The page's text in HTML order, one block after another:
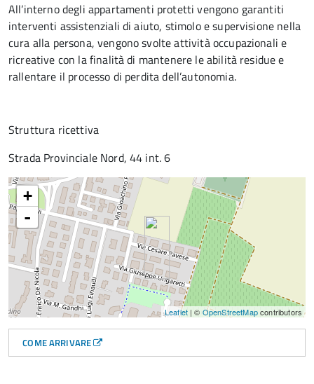
All’interno degli appartamenti protetti vengono garantiti
interventi assistenziali di aiuto, stimolo e supervisione nella
cura alla persona, vengono svolte attività occupazionali e
ricreative con la finalità di mantenere le abilità residue e
rallentare il processo di perdita dell’autonomia.
Struttura ricettiva
Strada Provinciale Nord, 44 int. 6
+
-
Leaflet | © OpenStreetMapcontributors
COME ARRIVARE